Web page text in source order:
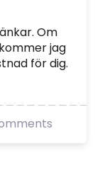
Om
jag
för dig.